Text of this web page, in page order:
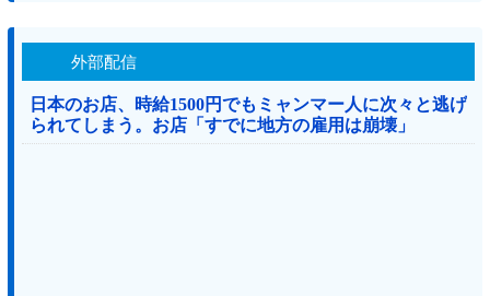
外部配信
日本のお店、時給1500円でもミャンマー人に次々と逃げ
られてしまう。お店「すでに地方の雇用は崩壊」